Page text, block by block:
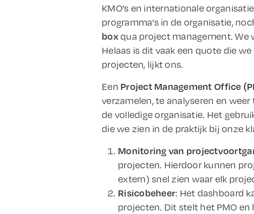
KMO’s en internationale
programma’s in de organisatie,
boxqua project management. We
Helaas is dit vaak een quote die
projecten, lijkt ons.
Een Project Management Office
verzamelen, te analyseren en
de volledige organisatie. Het
die we zien in de praktijk bij onze
Monitoring van
projecten. Hierdoor kunnen
extern) snel zien waar elk
Risicobeheer: Het dashboard
projecten. Dit stelt het PMO